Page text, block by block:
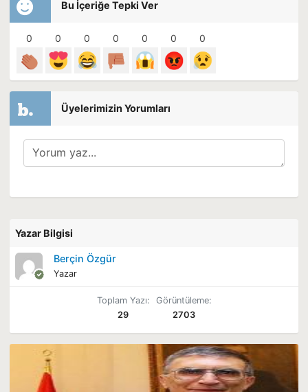
Bu İçeriğe Tepki Ver
0 0 0 0 0 0 0
Üyelerimizin Yorumları
Yazar Bilgisi
Berçin Özgür
Yazar
Toplam Yazı:
29
Görüntüleme:
2703